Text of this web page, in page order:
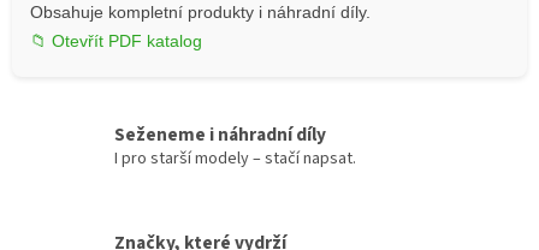
Obsahuje kompletní produkty i náhradní díly.
📁 Otevřít PDF katalog
Seženeme i náhradní díly
I pro starší modely – stačí napsat.
Značky, které vydrží